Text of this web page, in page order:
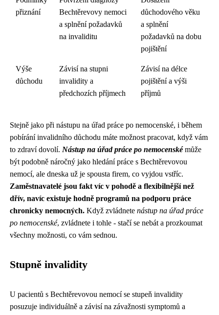
přiznání
Bechtěrevovy nemoci
a splnění požadavků
na invaliditu
důchodového věku
a splnění
požadavků na dobu
pojištění
Výše
důchodu
Závisí na stupni
invalidity a
předchozích příjmech
Závisí na délce
pojištění a výši
příjmů
Stejně jako při nástupu na úřad práce po nemocenské, i během
pobírání invalidního důchodu máte možnost pracovat, když vám
to zdraví dovolí. Nástup na úřad práce po nemocenskémůže
být podobně náročný jako hledání práce s Bechtěrevovou
nemocí, ale dneska už je spousta firem, co vyjdou vstříc.
Zaměstnavatelé jsou fakt víc v pohodě a flexibilnější než
dřív, navíc existuje hodně programů na podporu práce
chronicky nemocných. Když zvládnete nástup na úřad práce
po nemocenské, zvládnete i tohle - stačí se nebát a prozkoumat
všechny možnosti, co vám sednou.
Stupně invalidity
U pacientů s Bechtěrevovou nemocí se stupeň invalidity
posuzuje individuálně a závisí na závažnosti symptomů a